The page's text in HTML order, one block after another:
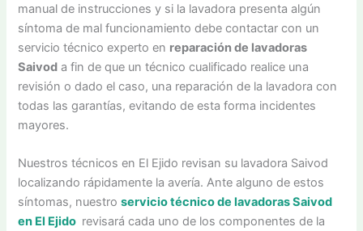
manual de instrucciones y si la lavadora presenta algún
síntoma de mal funcionamiento debe contactar con un
servicio técnico experto en reparación de lavadoras
Saivod a fin de que un técnico cualificado realice una
revisión o dado el caso, una reparación de la lavadora con
todas las garantías, evitando de esta forma incidentes
mayores.
Nuestros técnicos en El Ejido revisan su lavadora Saivod
localizando rápidamente la avería. Ante alguno de estos
síntomas, nuestroservicio técnico de lavadoras Saivod
en El Ejido revisará cada uno de los componentes de la